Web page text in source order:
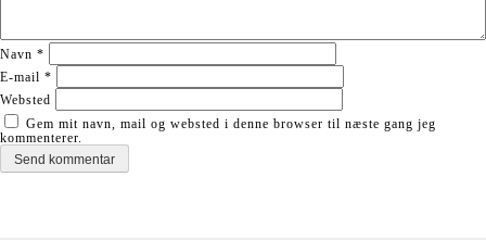
Navn *
E-mail *
Websted
Gem mit navn, mail og websted i denne browser til næste gang jeg
kommenterer.